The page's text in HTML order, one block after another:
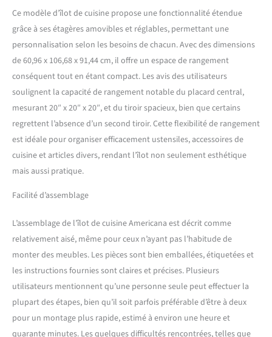
une variété d'articles pour
répondre à vos besoins.
Dimensions : 106,7 cm de
large x 61 cm de profondeur
x 91,4 cm de hauteur
Ce modèle d’îlot de cuisine propose une fonctionnalité étendue
grâce à ses étagères amovibles et réglables, permettant une
personnalisation selon les besoins de chacun. Avec des dimensions
de 60,96 x 106,68 x 91,44 cm, il offre un espace de rangement
conséquent tout en étant compact. Les avis des utilisateurs
soulignent la capacité de rangement notable du placard central,
mesurant 20″ x 20″ x 20″, et du tiroir spacieux, bien que certains
regrettent l’absence d’un second tiroir. Cette flexibilité de rangement
est idéale pour organiser efficacement ustensiles, accessoires de
cuisine et articles divers, rendant l’îlot non seulement esthétique
mais aussi pratique.
Facilité d’assemblage
L’assemblage de l’îlot de cuisine Americana est décrit comme
relativement aisé, même pour ceux n’ayant pas l’habitude de
monter des meubles. Les pièces sont bien emballées, étiquetées et
les instructions fournies sont claires et précises. Plusieurs
utilisateurs mentionnent qu’une personne seule peut effectuer la
plupart des étapes, bien qu’il soit parfois préférable d’être à deux
pour un montage plus rapide, estimé à environ une heure et
quarante minutes. Les quelques difficultés rencontrées, telles que